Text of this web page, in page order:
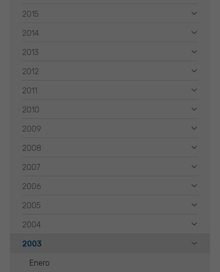
2015
2014
2013
2012
2011
2010
2009
2008
2007
2006
2005
2004
2003
Enero